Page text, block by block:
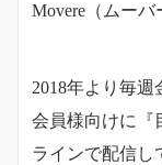
Movere（ムーバ
2018年より毎週
会員様向けに『
ラインで配信し